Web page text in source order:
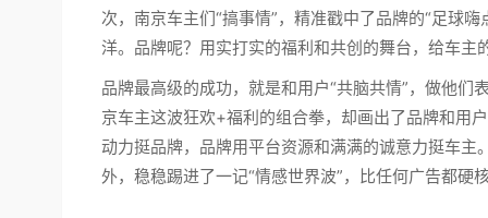
次，南京车主们“搞事情”，精准戳中了品牌的“足球
洋。品牌呢？用实打实的福利和共创的舞台，给车主
品牌最高级的成功，就是和用户“共脑共情”，做他们
京车主这波狂欢+福利的组合拳，却画出了品牌和用
动力挺品牌，品牌用平台资源和满满的诚意力挺车
外，稳稳踢进了一记“情感世界波”，比任何广告都硬